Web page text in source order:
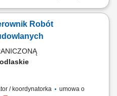
Budowy / Osoba
i instalacyjnych; Zarządzanie
na obiekcie; Weryfikacja
Robót
/ koordynatorka
umowa o